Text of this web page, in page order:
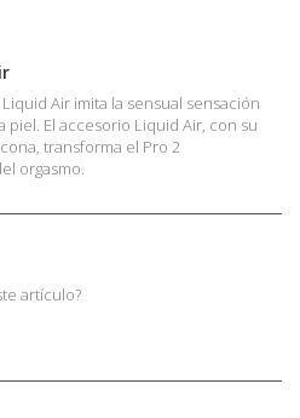
Air imita la sensual sensación
El accesorio Liquid Air, con su
transforma el Pro 2
orgasmo.
artículo?